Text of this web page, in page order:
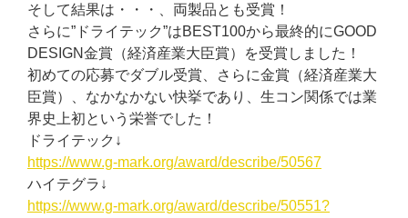
そして結果は・・・、両製品とも受賞！
さらに”ドライテック”はBEST100から最終的にGOOD
DESIGN金賞（経済産業大臣賞）を受賞しました！
初めての応募でダブル受賞、さらに金賞（経済産業大
臣賞）、なかなかない快挙であり、生コン関係では業
界史上初という栄誉でした！
ドライテック↓
https://www.g-mark.org/award/describe/50567
ハイテグラ↓
https://www.g-mark.org/award/describe/50551?